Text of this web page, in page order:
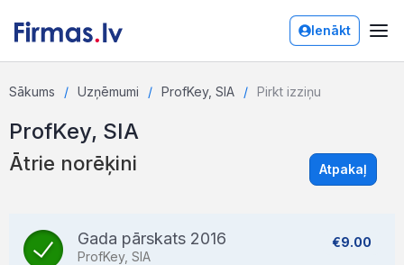
Ienākt
Sākums Uzņēmumi ProfKey, SIA Pirkt izziņu
ProfKey, SIA
Ātrie norēķini Atpakaļ
Gada pārskats 2016
ProfKey, SIA
€9.00